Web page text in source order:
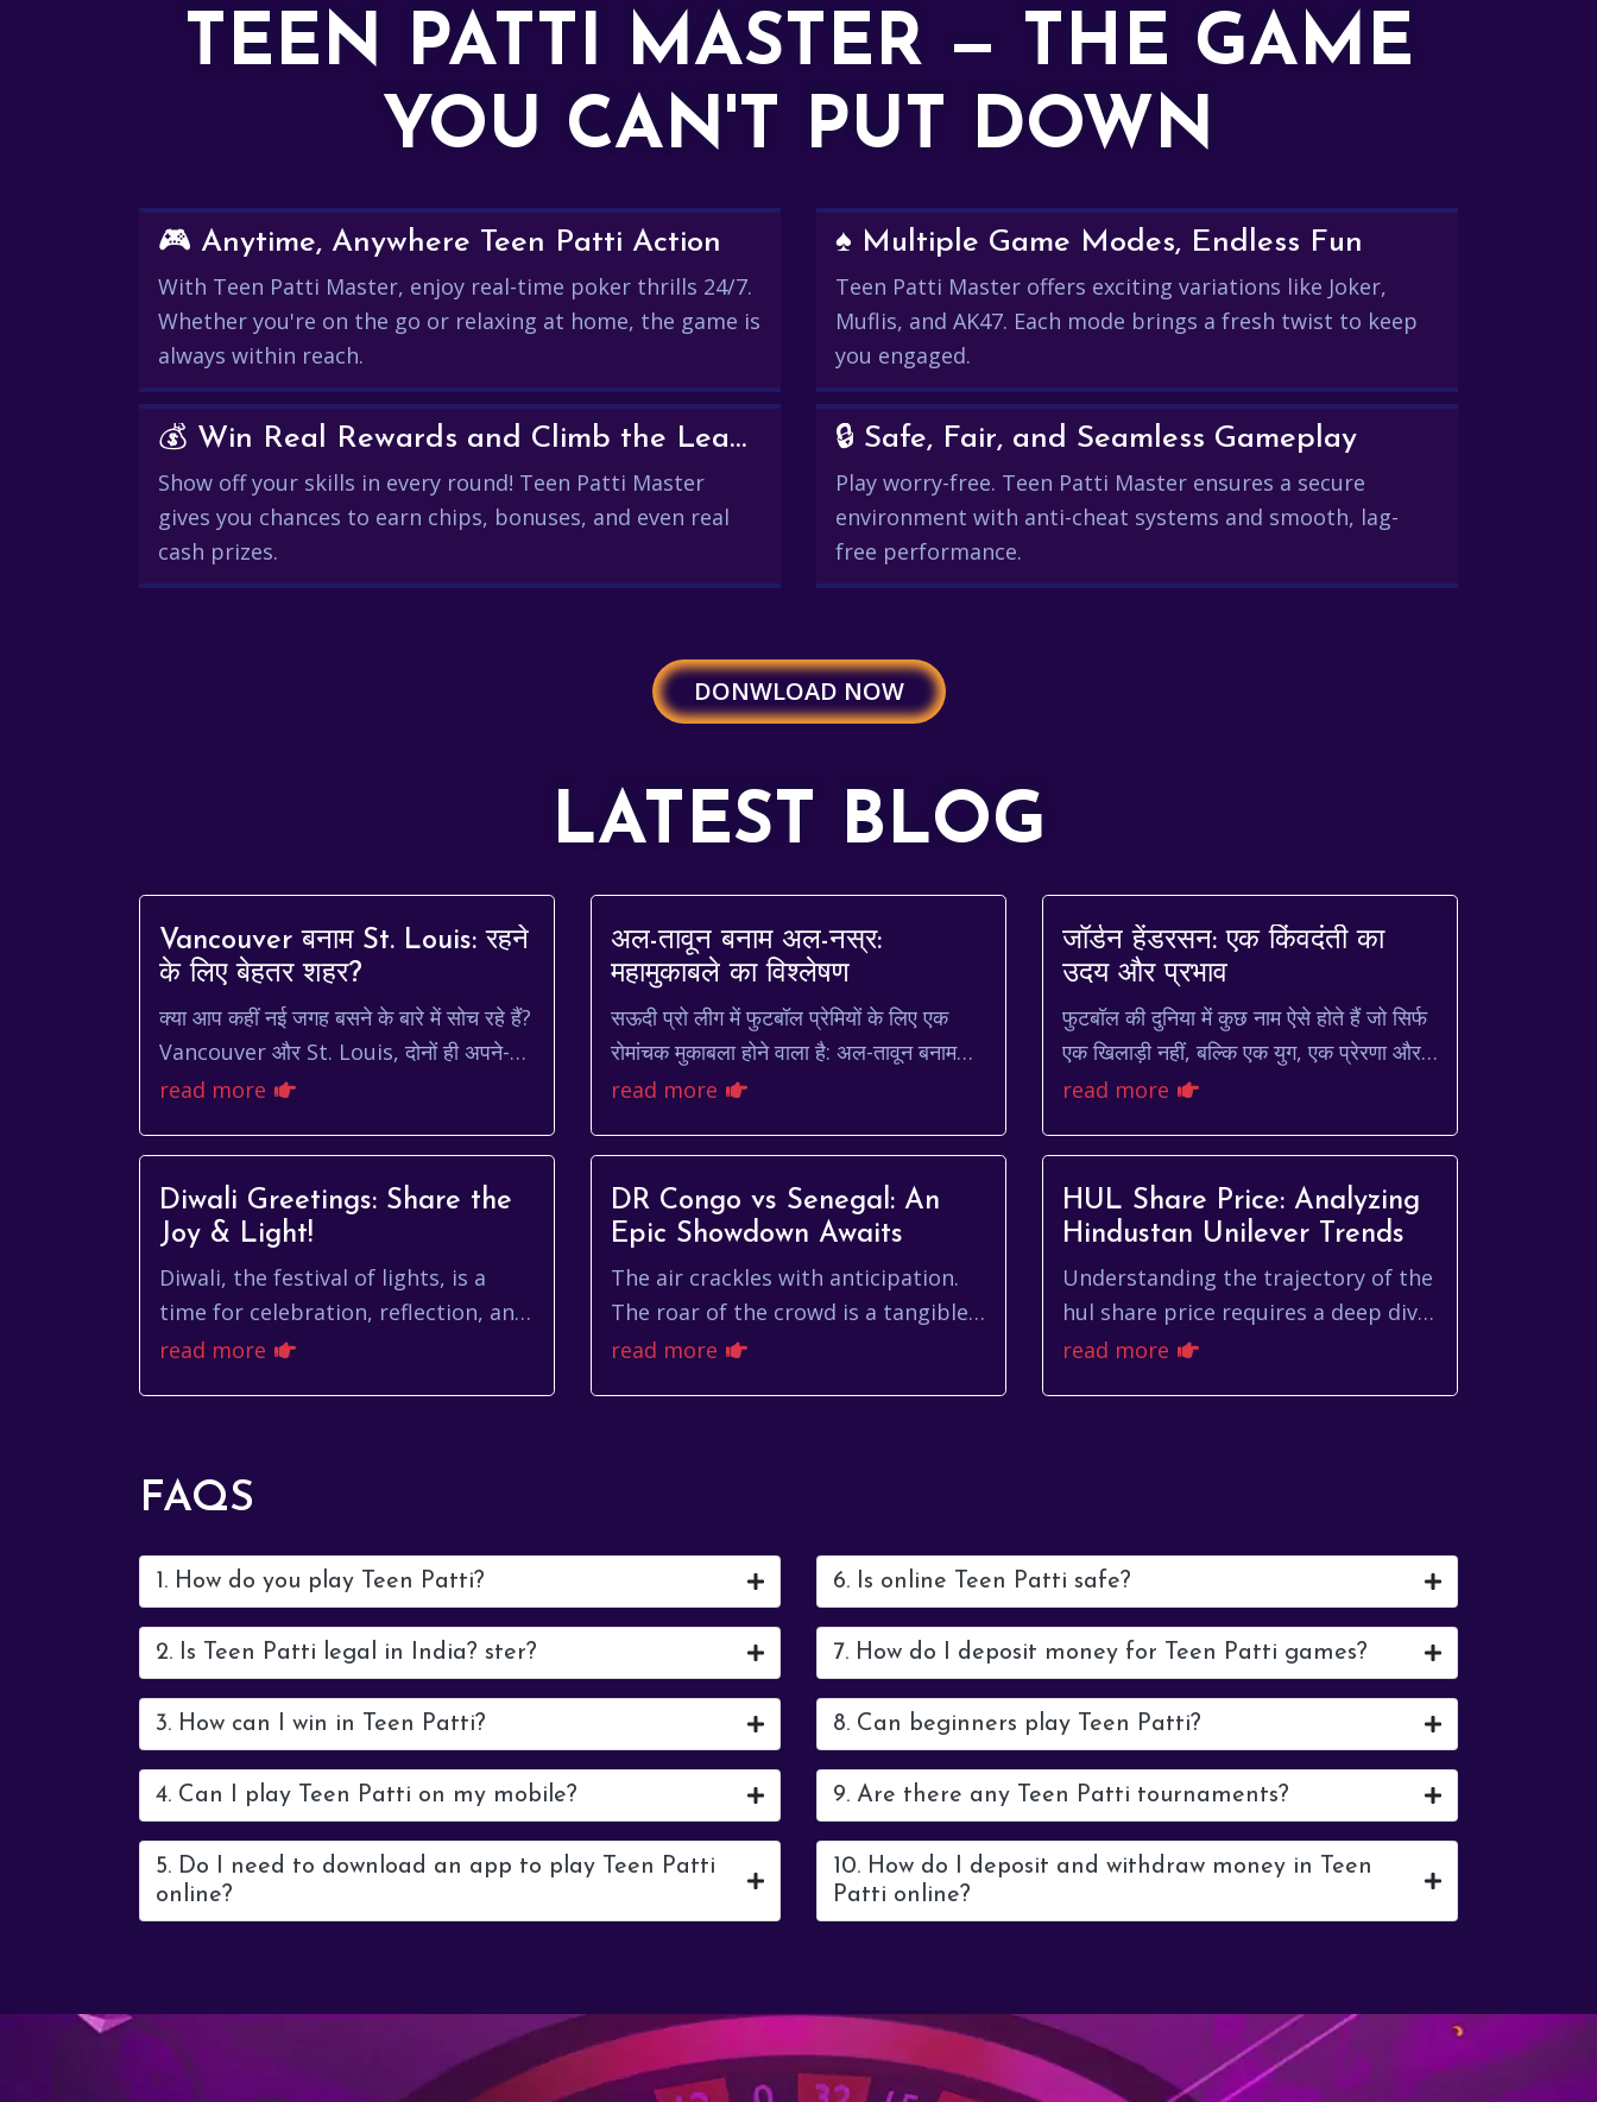
TEEN PATTI MASTER — THE GAME
YOU CAN'T PUT DOWN
🎮 Anytime, Anywhere Teen Patti Action
With Teen Patti Master, enjoy real-time poker thrills 24/7.
Whether you're on the go or relaxing at home, the game is
always within reach.
♠️ Multiple Game Modes, Endless Fun
Teen Patti Master offers exciting variations like Joker,
Muflis, and AK47. Each mode brings a fresh twist to keep
you engaged.
💰 Win Real Rewards and Climb the Leaderboard
Show off your skills in every round! Teen Patti Master
gives you chances to earn chips, bonuses, and even real
cash prizes.
🔒 Safe, Fair, and Seamless Gameplay
Play worry-free. Teen Patti Master ensures a secure
environment with anti-cheat systems and smooth, lag-
free performance.
DONWLOAD NOW
LATEST BLOG
Vancouver बनाम St. Louis: रहने
के लिए बेहतर शहर?
क्या आप कहीं नई जगह बसने के बारे में सोच रहे हैं?
Vancouver और St. Louis, दोनों ही अपने-
अपने तरीके से शानदार शहर हैं। लेकिन, इन दोनों
read more
अल-तावून बनाम अल-नस्र:
महामुकाबले का विश्लेषण
सऊदी प्रो लीग में फुटबॉल प्रेमियों के लिए एक
रोमांचक मुकाबला होने वाला है: अल-तावून बनाम
अल-नस्र। दोनों टीमें मैदान पर अपनी श्रेष्ठता
read more
जॉर्डन हेंडरसन: एक किंवदंती का
उदय और प्रभाव
फुटबॉल की दुनिया में कुछ नाम ऐसे होते हैं जो सिर्फ
एक खिलाड़ी नहीं, बल्कि एक युग, एक प्रेरणा और
एक किंवदंती बन जाते हैं। जॉर्डन हेंडरसन उनमें से
read more
Diwali Greetings: Share the
Joy & Light!
Diwali, the festival of lights, is a
time for celebration, reflection, and
spreading joy. It's that time of year
read more
DR Congo vs Senegal: An
Epic Showdown Awaits
The air crackles with anticipation.
The roar of the crowd is a tangible
thing, a wave crashing over the
read more
HUL Share Price: Analyzing
Hindustan Unilever Trends
Understanding the trajectory of the
hul share price requires a deep dive
into the multifaceted world of
read more
FAQS
1. How do you play Teen Patti?
2. Is Teen Patti legal in India? ster?
3. How can I win in Teen Patti?
4. Can I play Teen Patti on my mobile?
5. Do I need to download an app to play Teen Patti
online?
6. Is online Teen Patti safe?
7. How do I deposit money for Teen Patti games?
8. Can beginners play Teen Patti?
9. Are there any Teen Patti tournaments?
10. How do I deposit and withdraw money in Teen
Patti online?